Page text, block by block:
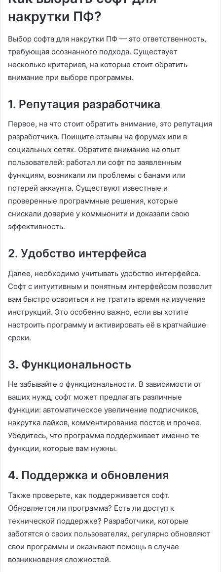
накрутки ПФ?
Выбор софта для накрутки ПФ — это ответственность,
требующая осознанного подхода. Существует
несколько критериев, на которые стоит обратить
внимание при выборе программы.
1. Репутация разработчика
Первое, на что стоит обратить внимание, это репутация
разработчика. Поищите отзывы на форумах или в
социальных сетях. Обратите внимание на опыт
пользователей: работал ли софт по заявленным
функциям, возникали ли проблемы с банами или
потерей аккаунта. Существуют известные и
проверенные программные решения, которые
снискали доверие у коммьюнити и доказали свою
эффективность.
2. Удобство интерфейса
Далее, необходимо учитывать удобство интерфейса.
Софт с интуитивным и понятным интерфейсом позволит
вам быстро освоиться и не тратить время на изучение
инструкций. Это особенно важно, если вы хотите
настроить программу и активировать её в кратчайшие
сроки.
3. Функциональность
Не забывайте о функциональности. В зависимости от
ваших нужд, софт может предлагать различные
функции: автоматическое увеличение подписчиков,
накрутка лайков, комментирование постов и прочее.
Убедитесь, что программа поддерживает именно те
функции, которые вам нужны.
4. Поддержка и обновления
Также проверьте, как поддерживается софт.
Обновляется ли программа? Есть ли доступ к
технической поддержке? Разработчики, которые
заботятся о своих пользователях, регулярно обновляют
свои программы и оказывают помощь в случае
возникновения сложностей.